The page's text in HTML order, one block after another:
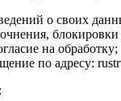
о своих
на обработку;
по адресу: